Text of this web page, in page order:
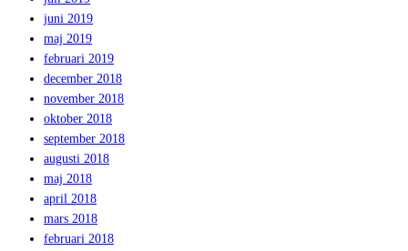
juni 2019
maj 2019
februari 2019
december 2018
november 2018
oktober 2018
september 2018
augusti 2018
maj 2018
april 2018
mars 2018
februari 2018